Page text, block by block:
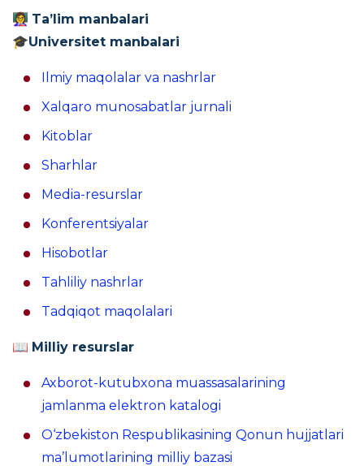
👩‍🏫 Ta’lim manbalari
🎓Universitet manbalari
Ilmiy maqolalar va nashrlar
Xalqaro munosabatlar jurnali
Kitoblar
Sharhlar
Media-resurslar
Konferentsiyalar
Hisobotlar
Tahliliy nashrlar
Tadqiqot maqolalari
📖 Milliy resurslar
Axborot-kutubxona muassasalarining
jamlanma elektron katalogi
O‘zbekiston Respublikasining Qonun hujjatlari
ma’lumotlarining milliy bazasi